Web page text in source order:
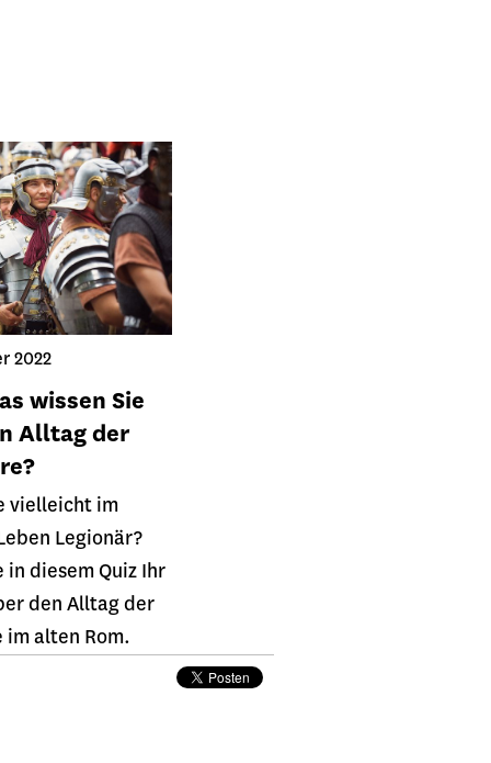
2022
wissen Sie
Alltag der
vielleicht im
Legionär?
in diesem Quiz Ihr
den Alltag der
im alten Rom.